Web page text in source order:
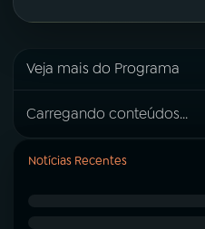
Veja mais do Programa
Carregando conteúdos...
Notícias Recentes